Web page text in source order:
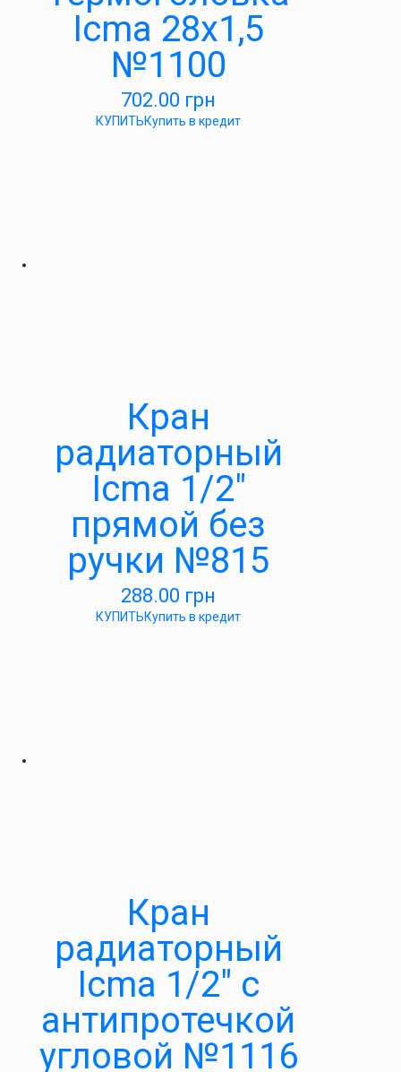
Icma 28х1,5
№1100
702.00 грн
КУПИТЬКупить в кредит
Кран
радиаторный
Icma 1/2″
прямой без
ручки №815
288.00 грн
КУПИТЬКупить в кредит
Кран
радиаторный
Icma 1/2″ с
антипротечкой
угловой №1116